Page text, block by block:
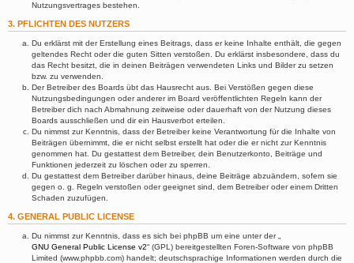
Nutzungsvertrages bestehen.
3. PFLICHTEN DES NUTZERS
Du erklärst mit der Erstellung eines Beitrags, dass er keine Inhalte enthält, die gegen
geltendes Recht oder die guten Sitten verstoßen. Du erklärst insbesondere, dass du
das Recht besitzt, die in deinen Beiträgen verwendeten Links und Bilder zu setzen
bzw. zu verwenden.
Der Betreiber des Boards übt das Hausrecht aus. Bei Verstößen gegen diese
Nutzungsbedingungen oder anderer im Board veröffentlichten Regeln kann der
Betreiber dich nach Abmahnung zeitweise oder dauerhaft von der Nutzung dieses
Boards ausschließen und dir ein Hausverbot erteilen.
Du nimmst zur Kenntnis, dass der Betreiber keine Verantwortung für die Inhalte von
Beiträgen übernimmt, die er nicht selbst erstellt hat oder die er nicht zur Kenntnis
genommen hat. Du gestattest dem Betreiber, dein Benutzerkonto, Beiträge und
Funktionen jederzeit zu löschen oder zu sperren.
Du gestattest dem Betreiber darüber hinaus, deine Beiträge abzuändern, sofern sie
gegen o. g. Regeln verstoßen oder geeignet sind, dem Betreiber oder einem Dritten
Schaden zuzufügen.
4. GENERAL PUBLIC LICENSE
Du nimmst zur Kenntnis, dass es sich bei phpBB um eine unter der „
GNU General Public License v2“ (GPL) bereitgestellten Foren-Software von phpBB
Limited (www.phpbb.com) handelt; deutschsprachige Informationen werden durch die